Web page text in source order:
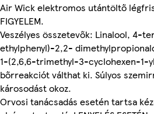
Air Wick elektromos utántöltő
FIGYELEM.
Veszélyes összetevők: Linalool, 4-
ethylphenyl)-2,2-
1-(2,6,6-trimethyl-3-cyclohexen-1-
bőrreakciót válthat ki. Súlyos
károsodást okoz.
Orvosi tanácsadás esetén tartsa